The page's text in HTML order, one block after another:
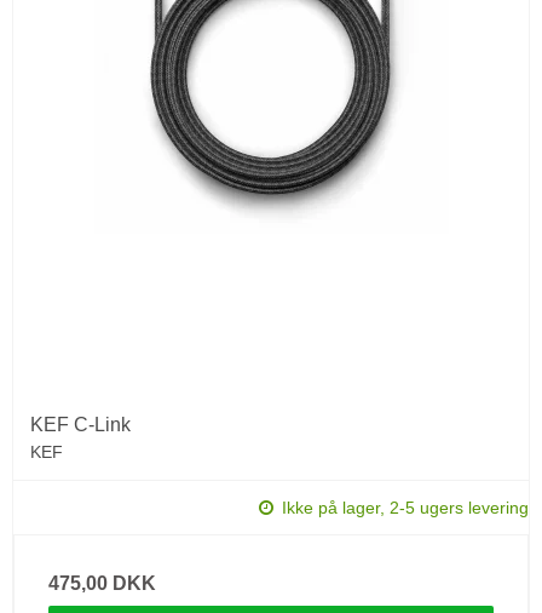
KEF C-Link
KEF
Ikke på lager, 2-5 ugers levering
475,00 DKK